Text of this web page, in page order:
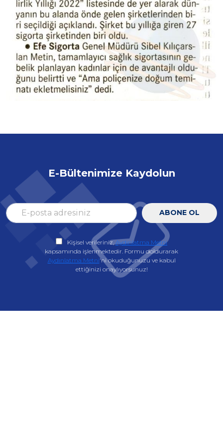
E-Bültenimize Kaydolun
ABONE OL
Kişisel verileriniz, Aydınlatma Metni
kapsamında işlenmektedir. Formu doldurarak
Aydınlatma Metni'ni okuduğunuzu ve kabul
ettiğinizi onaylıyorsunuz!